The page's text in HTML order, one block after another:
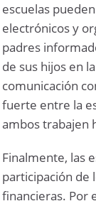
escuelas
electrónicos y
padres
de sus hijos en
comunicación
fuerte entre la
ambos trabajen
Finalmente, las
participación de
financieras. Por